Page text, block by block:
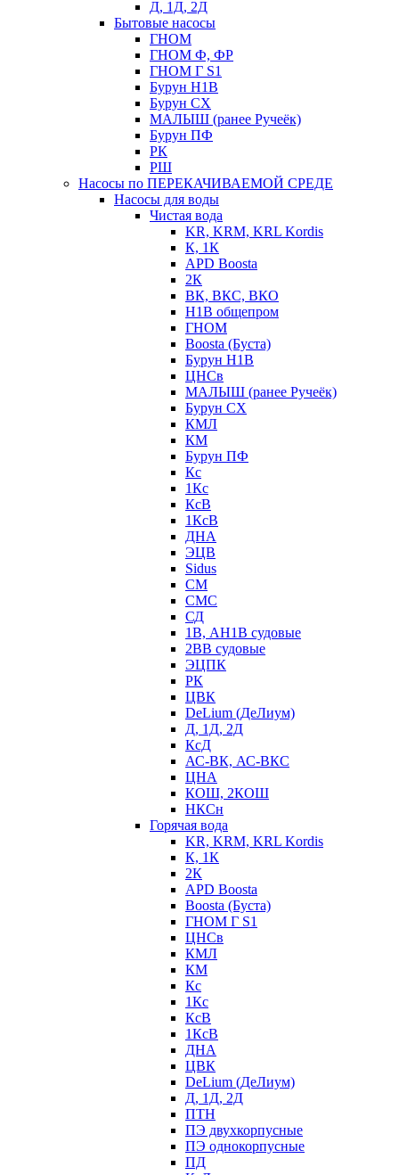
Д, 1Д, 2Д
Бытовые насосы
ГНОМ
ГНОМ Ф, ФР
ГНОМ Г S1
Бурун Н1В
Бурун СХ
МАЛЫШ (ранее Ручеёк)
Бурун ПФ
РК
РШ
Насосы по ПЕРЕКАЧИВАЕМОЙ СРЕДЕ
Насосы для воды
Чистая вода
KR, KRM, KRL Kordis
К, 1К
APD Boosta
2К
ВК, ВКС, ВКО
Н1В общепром
ГНОМ
Boosta (Буста)
Бурун Н1В
ЦНСв
МАЛЫШ (ранее Ручеёк)
Бурун СХ
КМЛ
КМ
Бурун ПФ
Кс
1Кс
КсВ
1КсВ
ДНА
ЭЦВ
Sidus
СМ
СМС
СД
1В, АН1В судовые
2ВВ судовые
ЭЦПК
РК
ЦВК
DeLium (ДеЛиум)
Д, 1Д, 2Д
КсД
АС-ВК, АС-ВКС
ЦНА
КОШ, 2КОШ
НКСн
Горячая вода
KR, KRM, KRL Kordis
К, 1К
2К
APD Boosta
Boosta (Буста)
ГНОМ Г S1
ЦНСв
КМЛ
КМ
Кс
1Кс
КсВ
1КсВ
ДНА
ЦВК
DeLium (ДеЛиум)
Д, 1Д, 2Д
ПТН
ПЭ двухкорпусные
ПЭ однокорпусные
ПД